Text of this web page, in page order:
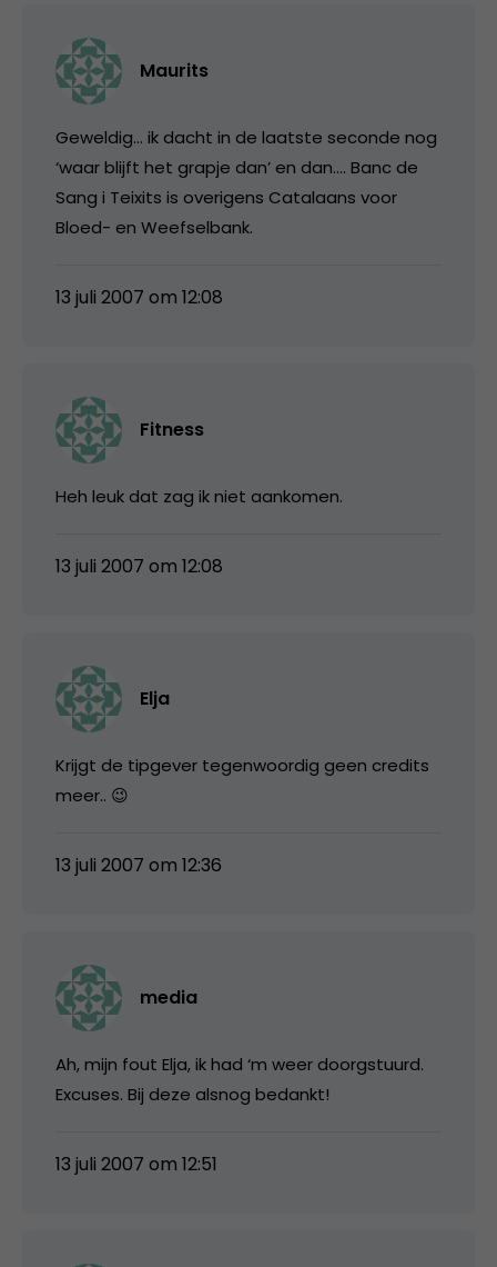
Maurits
Geweldig… ik dacht in de laatste seconde nog
‘waar blijft het grapje dan’ en dan…. Banc de
Sang i Teixits is overigens Catalaans voor
Bloed- en Weefselbank.
13 juli 2007 om 12:08
Fitness
Heh leuk dat zag ik niet aankomen.
13 juli 2007 om 12:08
Elja
Krijgt de tipgever tegenwoordig geen credits
meer.. 😉
13 juli 2007 om 12:36
media
Ah, mijn fout Elja, ik had ‘m weer doorgstuurd.
Excuses. Bij deze alsnog bedankt!
13 juli 2007 om 12:51